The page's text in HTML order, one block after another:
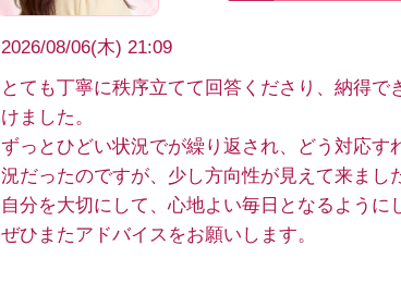
2026/08/06(木) 21:09
とても丁寧に秩序立てて回答くださり、納得で
けました。
ずっとひどい状況でが繰り返され、どう対応す
況だったのですが、少し方向性が見えて来まし
自分を大切にして、心地よい毎日となるように
ぜひまたアドバイスをお願いします。